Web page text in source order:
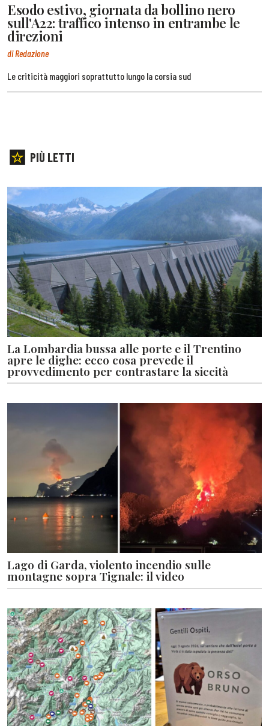
Esodo estivo, giornata da bollino nero
sull'A22: traffico intenso in entrambe le
direzioni
di Redazione
Le criticità maggiori soprattutto lungo la corsia sud
PIÙ LETTI
La Lombardia bussa alle porte e il Trentino
apre le dighe: ecco cosa prevede il
provvedimento per contrastare la siccità
Lago di Garda, violento incendio sulle
montagne sopra Tignale: il video